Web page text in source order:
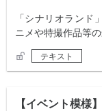
「シナリオランド
ニメや特撮作品等
テキスト
【イベント模様